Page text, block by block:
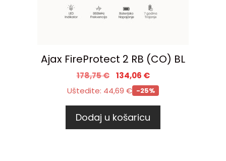
Ajax FireProtect 2 RB (CO) BL
178,75€ 134,06 €
Uštedite: 44,69 € -25%
Dodaj u košaricu